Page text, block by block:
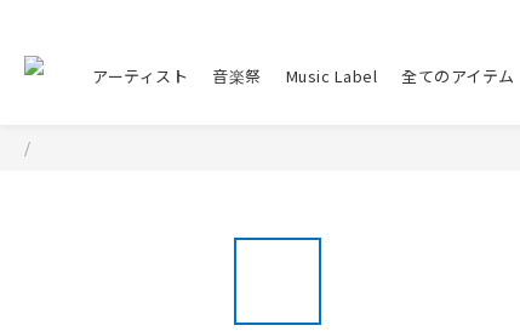
アーティスト 音楽祭 Music Label 全てのアイテム
/